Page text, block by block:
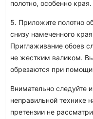
полотно, особенно края.
5. Приложите полотно
снизу намеченного
Приглаживание обоев
не жестким валиком.
обрезаются при
Внимательно следуйте
неправильной технике
претензии не